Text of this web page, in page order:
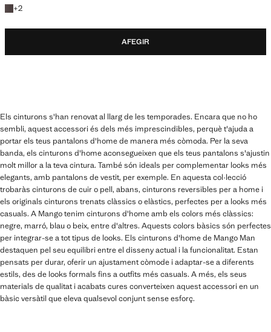
+2
+2 colors
AFEGIR
Els cinturons s'han renovat al llarg de les temporades. Encara que no ho
sembli, aquest accessori és dels més imprescindibles, perquè t'ajuda a
portar els teus pantalons d'home de manera més còmoda. Per la seva
banda, els cinturons d'home aconsegueixen que els teus pantalons s'ajustin
molt millor a la teva cintura. També són ideals per complementar looks més
elegants, amb pantalons de vestit, per exemple. En aquesta col·lecció
trobaràs cinturons de cuir o pell, abans, cinturons reversibles per a home i
els originals cinturons trenats clàssics o elàstics, perfectes per a looks més
casuals. A Mango tenim cinturons d'home amb els colors més clàssics:
negre, marró, blau o beix, entre d'altres. Aquests colors bàsics són perfectes
per integrar-se a tot tipus de looks. Els cinturons d'home de Mango Man
destaquen pel seu equilibri entre el disseny actual i la funcionalitat. Estan
pensats per durar, oferir un ajustament còmode i adaptar-se a diferents
estils, des de looks formals fins a outfits més casuals. A més, els seus
materials de qualitat i acabats cures converteixen aquest accessori en un
bàsic versàtil que eleva qualsevol conjunt sense esforç.